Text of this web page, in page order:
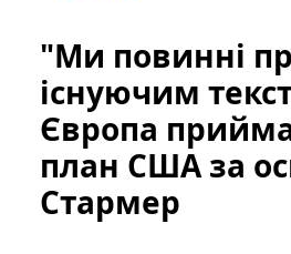
"Ми повинні
існуючим
Європа
план США за
Стармер